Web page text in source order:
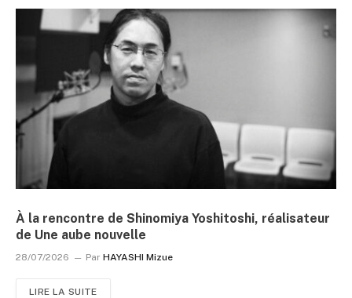
À la rencontre de Shinomiya Yoshitoshi, réalisateur
de Une aube nouvelle
28/07/2026 Par HAYASHI Mizue
LIRE LA SUITE